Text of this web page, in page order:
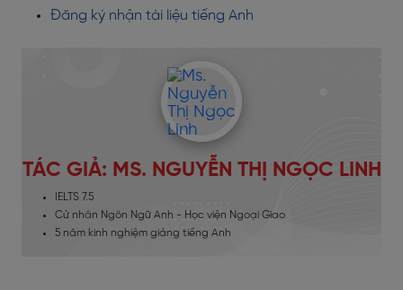
Đăng ký nhận tài liệu tiếng Anh
TÁC GIẢ: MS. NGUYỄN THỊ NGỌC LINH
IELTS 7.5
Cử nhân Ngôn Ngữ Anh - Học viện Ngoại Giao
5 năm kinh nghiệm giảng tiếng Anh